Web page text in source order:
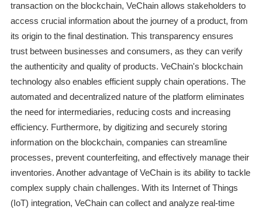
transaction on the blockchain, VeChain allows stakeholders to
access crucial information about the journey of a product, from
its origin to the final destination. This transparency ensures
trust between businesses and consumers, as they can verify
the authenticity and quality of products. VeChain's blockchain
technology also enables efficient supply chain operations. The
automated and decentralized nature of the platform eliminates
the need for intermediaries, reducing costs and increasing
efficiency. Furthermore, by digitizing and securely storing
information on the blockchain, companies can streamline
processes, prevent counterfeiting, and effectively manage their
inventories. Another advantage of VeChain is its ability to tackle
complex supply chain challenges. With its Internet of Things
(IoT) integration, VeChain can collect and analyze real-time